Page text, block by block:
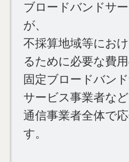
ブロードバンドサ
が、
不採算地域等にお
るために必要な費用
固定ブロードバン
サービス事業者など
通信事業者全体で
す。